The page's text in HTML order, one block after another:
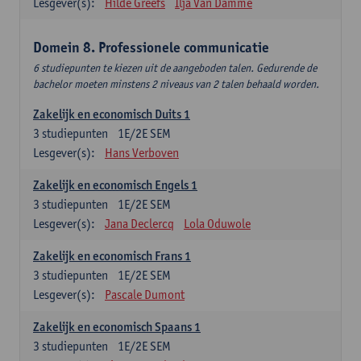
Domein 8. Professionele communicatie
6 studiepunten te kiezen uit de aangeboden talen. Gedurende de
bachelor moeten minstens 2 niveaus van 2 talen behaald worden.
Zakelijk en economisch Duits 1
1E/2E SEM
3 studiepunten
Lesgever(s):
Hans Verboven
Zakelijk en economisch Engels 1
1E/2E SEM
3 studiepunten
Lesgever(s):
Jana Declercq Lola Oduwole
Zakelijk en economisch Frans 1
1E/2E SEM
3 studiepunten
Lesgever(s):
Pascale Dumont
Zakelijk en economisch Spaans 1
1E/2E SEM
3 studiepunten